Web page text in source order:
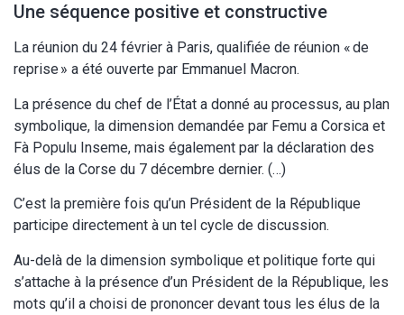
Une séquence positive et constructive
La réunion du 24 février à Paris, qualifiée de réunion « de
reprise » a été ouverte par Emmanuel Macron.
La présence du chef de l’État a donné au processus, au plan
symbolique, la dimension demandée par Femu a Corsica et
Fà Populu Inseme, mais également par la déclaration des
élus de la Corse du 7 décembre dernier. (…)
C’est la première fois qu’un Président de la République
participe directement à un tel cycle de discussion.
Au-delà de la dimension symbolique et politique forte qui
s’attache à la présence d’un Président de la République, les
mots qu’il a choisi de prononcer devant tous les élus de la